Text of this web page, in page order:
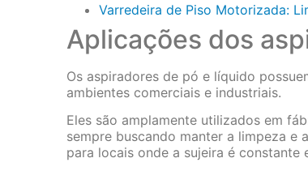
Varredeira de Piso Motorizada:
Aplicações dos
Os aspiradores de pó e líquido
ambientes comerciais e industriais.
Eles são amplamente utilizados em
sempre buscando manter a limpeza e
para locais onde a sujeira é